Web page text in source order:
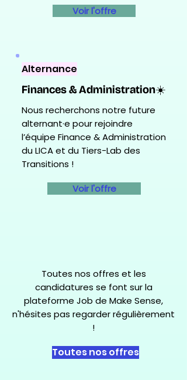
Voir l'offre
Alternance
Finances & Administration☀️
Nous recherchons notre future
alternant·e pour rejoindre
l’équipe Finance & Administration
du LICA et du Tiers-Lab des
Transitions !
Voir l'offre
Toutes nos offres et les
candidatures se font sur la
plateforme Job de Make Sense,
n'hésites pas regarder régulièrement
!
Toutes nos offres